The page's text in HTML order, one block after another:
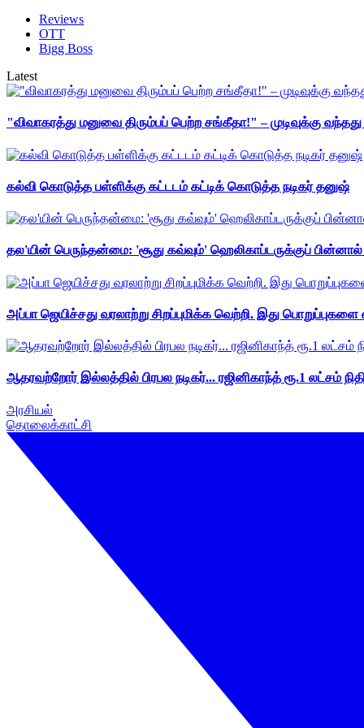
Reviews
OTT
Bigg Boss
Latest
"விவாகரத்து மனுவை திரும்பப் பெற்ற சங்கீதா!" – முடிவுக்கு
கல்வி கொடுத்த பள்ளிக்கு கட்டடம் கட்டிக் கொடுத்த நடிகர் தனுஷ்
தல'யின் பெருந்தன்மை: 'சூது கவ்வும்' ஹெலிகாப்டருக்குப்
அப்பா ஜெயிச்சது வரலாற்று சிறப்புமிக்க வெற்றி. இது
ஆதரவற்றோர் இல்லத்தில் பிரபல நடிகர்... ரஜினிகாந்த் ரூ.1 லட்சம்
அரசியல்
தொலைக்காட்சி